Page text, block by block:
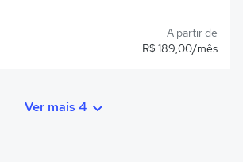
A partir de
R$ 189,00/mês
Ver mais 4